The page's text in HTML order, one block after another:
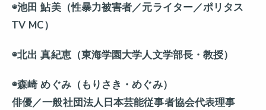
◉池田 鮎美（性暴力被害者／元ライター／ポリタス
TV MC）
◉北出 真紀恵（東海学園大学人文学部長・教授）
◉森崎 めぐみ（もりさき・めぐみ）
俳優／一般社団法人日本芸能従事者協会代表理事